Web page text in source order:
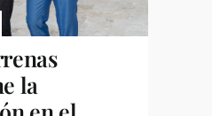
la